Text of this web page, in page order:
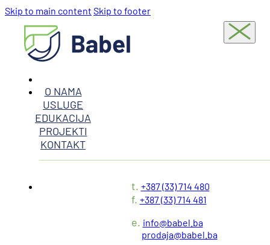
Skip to main content Skip to footer
O NAMA
USLUGE
EDUKACIJA
PROJEKTI
KONTAKT
t. +387 (33) 714 480
f. +387 (33) 714 481
e. info@babel.ba
prodaja@babel.ba